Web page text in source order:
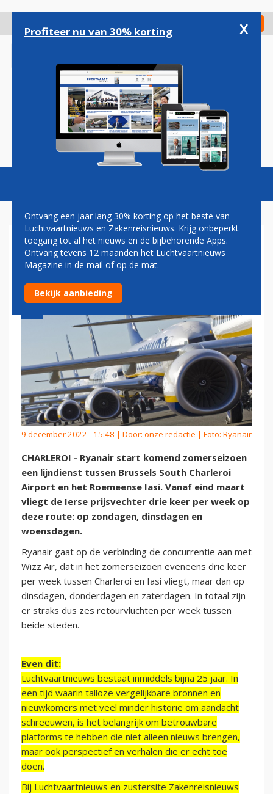
gaan
Check in
Magazine Podcasts Vacatures
RYANAIR START LIJNDIENST
TUSSEN CHARLEROI EN IASI
9 december 2022 - 15:48 | Door: onze redactie | Foto: Ryanair
CHARLEROI - Ryanair start komend zomerseizoen
een lijndienst tussen Brussels South Charleroi
Airport en het Roemeense Iasi. Vanaf eind maart
vliegt de Ierse prijsvechter drie keer per week op
deze route: op zondagen, dinsdagen en
woensdagen.
Ryanair gaat op de verbinding de concurrentie aan met
Wizz Air, dat in het zomerseizoen eveneens drie keer
per week tussen Charleroi en Iasi vliegt, maar dan op
dinsdagen, donderdagen en zaterdagen. In totaal zijn
er straks dus zes retourvluchten per week tussen
beide steden.
Even dit:
Luchtvaartnieuws bestaat inmiddels bijna 25 jaar. In
een tijd waarin talloze vergelijkbare bronnen en
nieuwkomers met veel minder historie om aandacht
schreeuwen, is het belangrijk om betrouwbare
platforms te hebben die niet alleen nieuws brengen,
maar ook perspectief en verhalen die er echt toe
doen.
Bij Luchtvaartnieuws en zustersite Zakenreisnieuws
Profiteer nu van 30% korting x
Ontvang een jaar lang 30% korting op het beste van
Luchtvaartnieuws en Zakenreisnieuws. Krijg onbeperkt
toegang tot al het nieuws en de bijbehorende Apps.
Ontvang tevens 12 maanden het Luchtvaartnieuws
Magazine in de mail of op de mat.
Bekijk aanbieding